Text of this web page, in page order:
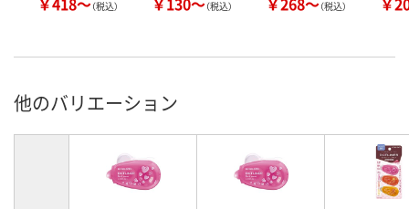
（税込） （税込） （税込）
他のバリエーション